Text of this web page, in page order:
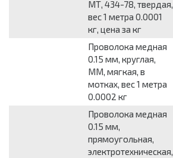
МТ, 434-78, твердая,
вес 1 метра 0.0001
кг, цена за кг
Проволока медная
0.15 мм, круглая,
ММ, мягкая, в
мотках, вес 1 метра
0.0002 кг
Проволока медная
0.15 мм,
прямоугольная,
электротехническая,